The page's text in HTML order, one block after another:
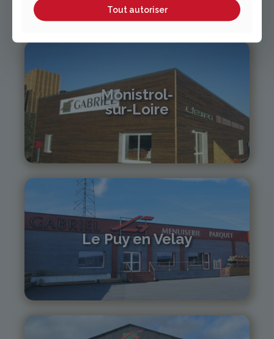
cusset@gabriel-sa.fr
Monistrol-
sur-Loire
monistrol@gabriel-sa.fr
Le Puy en Velay
04 71 01 13 30
lepuy@gabriel-sa.fr
Tout autoriser